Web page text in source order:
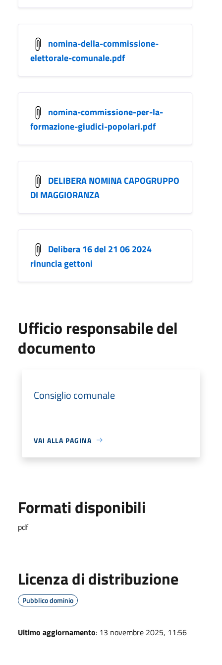
nomina-della-commissione-
elettorale-comunale.pdf
nomina-commissione-per-la-
formazione-giudici-popolari.pdf
DELIBERA NOMINA CAPOGRUPPO
DI MAGGIORANZA
Delibera 16 del 21 06 2024
rinuncia gettoni
Ufficio responsabile del
documento
Consiglio comunale
VAI ALLA PAGINA
Formati disponibili
pdf
Licenza di distribuzione
Pubblico dominio
Ultimo aggiornamento: 13 novembre 2025, 11:56